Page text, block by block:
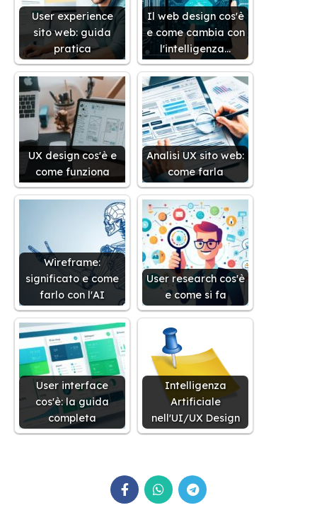
User experience
sito web: guida
pratica
Il web design cos'è
e come cambia con
l'intelligenza…
UX design cos'è e
come funziona
Analisi UX sito web:
come farla
Wireframe:
significato e come
farlo con l'AI
User research cos'è
e come si fa
User interface
cos'è: la guida
completa
Intelligenza
Artificiale
nell'UI/UX Design